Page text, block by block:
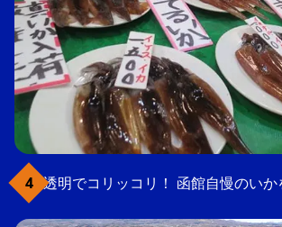
透明でコリッコリ！ 函館自慢のい